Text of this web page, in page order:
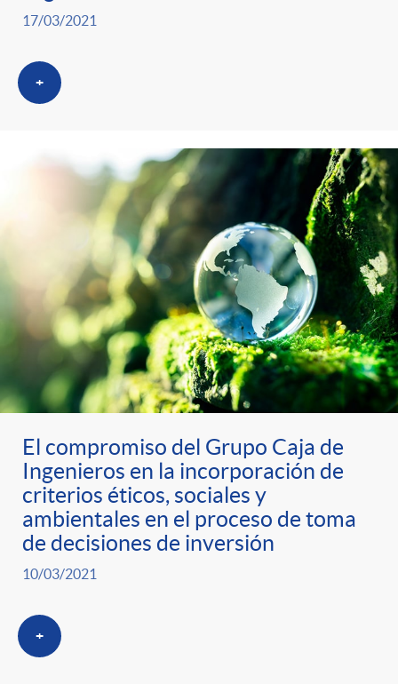
17/03/2021
+
El compromiso del Grupo Caja de
Ingenieros en la incorporación de
criterios éticos, sociales y
ambientales en el proceso de toma
de decisiones de inversión
10/03/2021
+